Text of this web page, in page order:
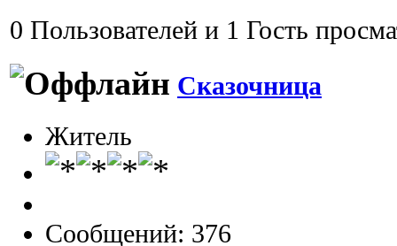
0 Пользователей и 1 Гость
Сказочница
Житель
Сообщений: 376